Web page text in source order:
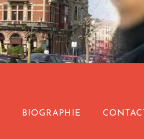
BIOGRAPHIE CONTACT